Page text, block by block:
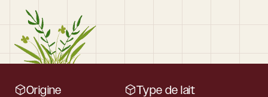
Origine Type de lait